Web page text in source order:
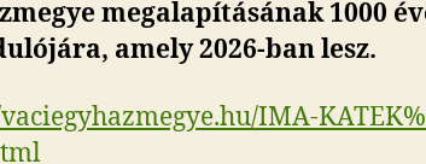
megalapításának 1000
amely 2026-ban lesz.
IMA-